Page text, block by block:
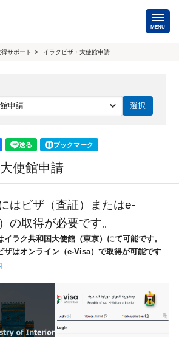
MENU
商用・就労ビザ
国内手配
ホテル・会議室
国内手配トップ
サービス内容
得サポート イラクビザ・大使館申請
送る ブックマーク
使館申請
はビザ（査証）またはe-
の取得が必要です。
ラク共和国大使館（東京）にて可能です。
ザはオンライン（e-Visa）で取得が可能です